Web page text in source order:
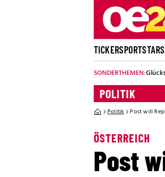
TICKERSPORTSTARS
SONDERTHEMEN:
POLITIK
Politik Post will
ÖSTERREICH
Post